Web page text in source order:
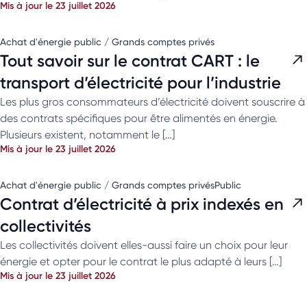
Mis à jour le 23 juillet 2026
Achat d'énergie public / Grands comptes privés
Tout savoir sur le contrat CART : le
transport d’électricité pour l’industrie
Les plus gros consommateurs d’électricité doivent souscrire à
des contrats spécifiques pour être alimentés en énergie.
Plusieurs existent, notamment le […]
Mis à jour le 23 juillet 2026
Achat d'énergie public / Grands comptes privésPublic
Contrat d’électricité à prix indexés en
collectivités
Les collectivités doivent elles-aussi faire un choix pour leur
énergie et opter pour le contrat le plus adapté à leurs […]
Mis à jour le 23 juillet 2026